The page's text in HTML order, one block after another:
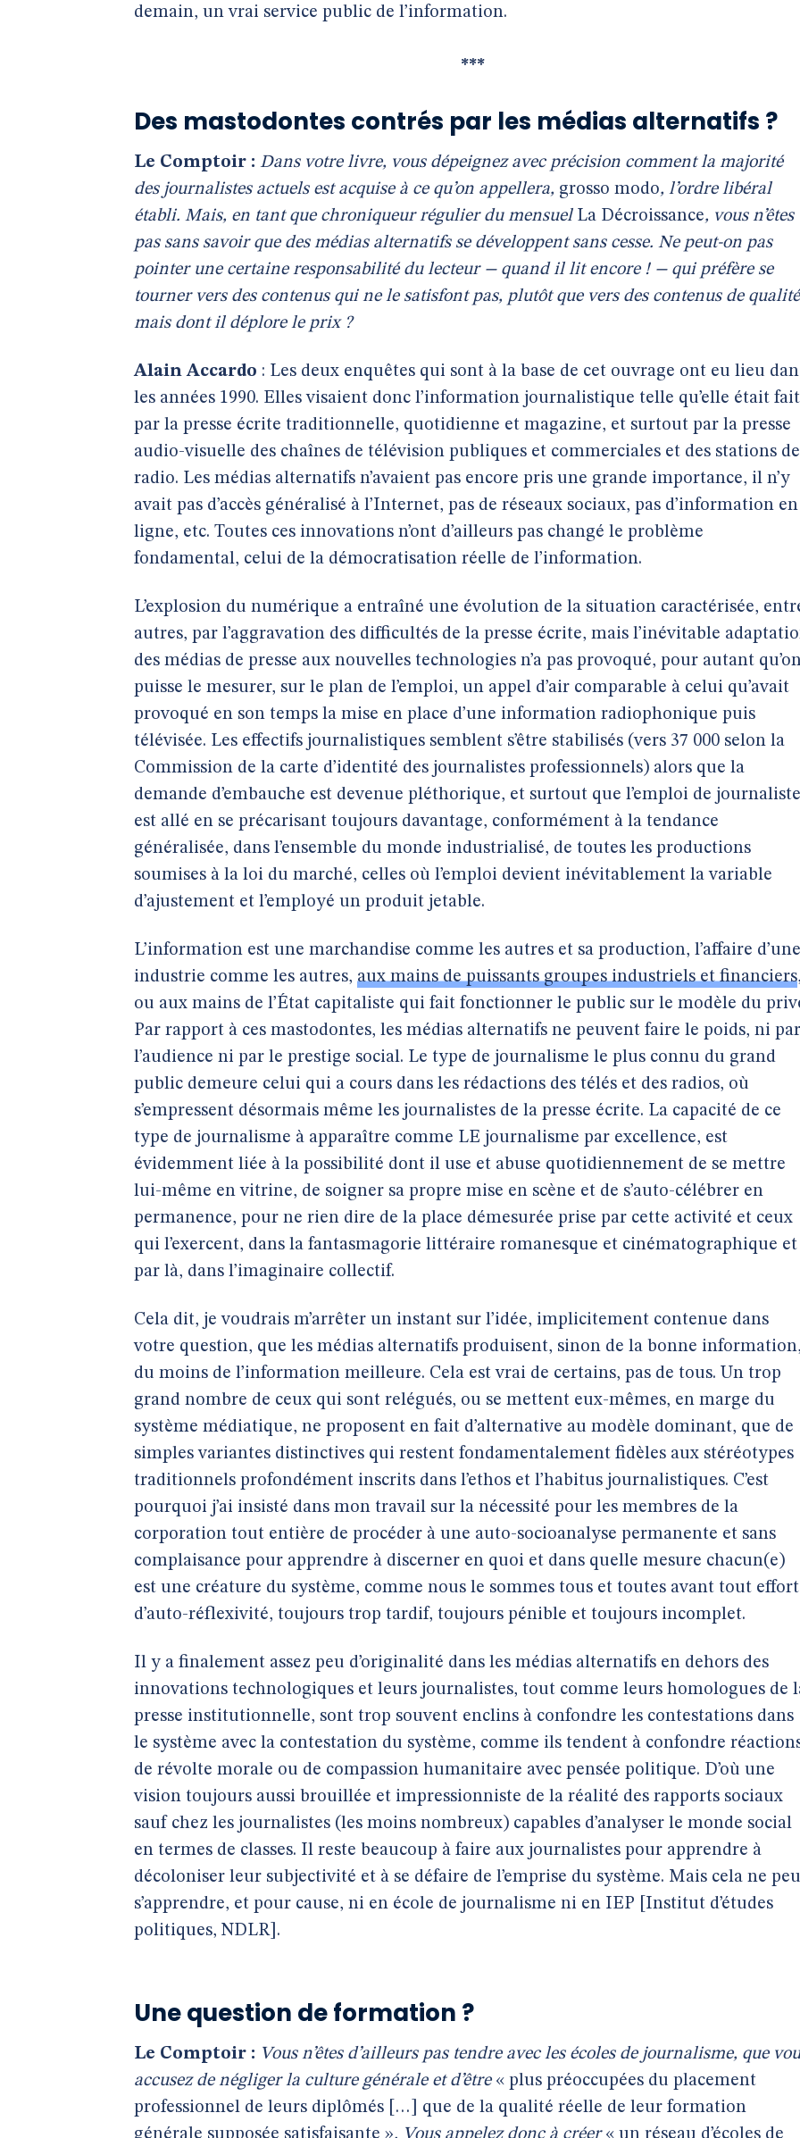
demain, un vrai service public de l’information.
***
Des mastodontes contrés par les médias alternatifs ?
Le Comptoir : Dans votre livre, vous dépeignez avec précision comment la majorité
des journalistes actuels est acquise à ce qu’on appellera, grosso modo, l’ordre libéral
établi. Mais, en tant que chroniqueur régulier du mensuel La Décroissance, vous n’êtes
pas sans savoir que des médias alternatifs se développent sans cesse. Ne peut-on pas
pointer une certaine responsabilité du lecteur − quand il lit encore ! − qui préfère se
tourner vers des contenus qui ne le satisfont pas, plutôt que vers des contenus de qualité
mais dont il déplore le prix ?
Alain Accardo : Les deux enquêtes qui sont à la base de cet ouvrage ont eu lieu
les années 1990. Elles visaient donc l’information journalistique telle qu’elle était
par la presse écrite traditionnelle, quotidienne et magazine, et surtout par la presse
audio-visuelle des chaînes de télévision publiques et commerciales et des stations de
radio. Les médias alternatifs n’avaient pas encore pris une grande importance, il n’y
avait pas d’accès généralisé à l’Internet, pas de réseaux sociaux, pas d’information en
ligne, etc. Toutes ces innovations n’ont d’ailleurs pas changé le problème
fondamental, celui de la démocratisation réelle de l’information.
L’explosion du numérique a entraîné une évolution de la situation caractérisée,
autres, par l’aggravation des difficultés de la presse écrite, mais l’inévitable
des médias de presse aux nouvelles technologies n’a pas provoqué, pour autant
puisse le mesurer, sur le plan de l’emploi, un appel d’air comparable à celui qu’avait
provoqué en son temps la mise en place d’une information radiophonique puis
télévisée. Les effectifs journalistiques semblent s’être stabilisés (vers 37 000 selon la
Commission de la carte d’identité des journalistes professionnels) alors que la
demande d’embauche est devenue pléthorique, et surtout que l’emploi de
est allé en se précarisant toujours davantage, conformément à la tendance
généralisée, dans l’ensemble du monde industrialisé, de toutes les productions
soumises à la loi du marché, celles où l’emploi devient inévitablement la variable
d’ajustement et l’employé un produit jetable.
L’information est une marchandise comme les autres et sa production, l’affaire d’une
industrie comme les autres, aux mains de puissants groupes industriels et financiers
ou aux mains de l’État capitaliste qui fait fonctionner le public sur le modèle du
Par rapport à ces mastodontes, les médias alternatifs ne peuvent faire le poids, ni par
l’audience ni par le prestige social. Le type de journalisme le plus connu du grand
public demeure celui qui a cours dans les rédactions des télés et des radios, où
s’empressent désormais même les journalistes de la presse écrite. La capacité de ce
type de journalisme à apparaître comme LE journalisme par excellence, est
évidemment liée à la possibilité dont il use et abuse quotidiennement de se mettre
lui-même en vitrine, de soigner sa propre mise en scène et de s’auto-célébrer en
permanence, pour ne rien dire de la place démesurée prise par cette activité et ceux
qui l’exercent, dans la fantasmagorie littéraire romanesque et cinématographique et
par là, dans l’imaginaire collectif.
Cela dit, je voudrais m’arrêter un instant sur l’idée, implicitement contenue dans
votre question, que les médias alternatifs produisent, sinon de la bonne
du moins de l’information meilleure. Cela est vrai de certains, pas de tous. Un trop
grand nombre de ceux qui sont relégués, ou se mettent eux-mêmes, en marge du
système médiatique, ne proposent en fait d’alternative au modèle dominant, que de
simples variantes distinctives qui restent fondamentalement fidèles aux stéréotypes
traditionnels profondément inscrits dans l’ethos et l’habitus journalistiques. C’est
pourquoi j’ai insisté dans mon travail sur la nécessité pour les membres de la
corporation tout entière de procéder à une auto-socioanalyse permanente et sans
complaisance pour apprendre à discerner en quoi et dans quelle mesure chacun(e)
est une créature du système, comme nous le sommes tous et toutes avant tout effort
d’auto-réflexivité, toujours trop tardif, toujours pénible et toujours incomplet.
Il y a finalement assez peu d’originalité dans les médias alternatifs en dehors des
innovations technologiques et leurs journalistes, tout comme leurs homologues de
presse institutionnelle, sont trop souvent enclins à confondre les contestations dans
le système avec la contestation du système, comme ils tendent à confondre
de révolte morale ou de compassion humanitaire avec pensée politique. D’où une
vision toujours aussi brouillée et impressionniste de la réalité des rapports sociaux
sauf chez les journalistes (les moins nombreux) capables d’analyser le monde social
en termes de classes. Il reste beaucoup à faire aux journalistes pour apprendre à
décoloniser leur subjectivité et à se défaire de l’emprise du système. Mais cela ne
s’apprendre, et pour cause, ni en école de journalisme ni en IEP [Institut d’études
politiques, NDLR].
Une question de formation ?
Le Comptoir : Vous n’êtes d’ailleurs pas tendre avec les écoles de journalisme, que
accusez de négliger la culture générale et d’être« plus préoccupées du placement
professionnel de leurs diplômés […] que de la qualité réelle de leur formation
générale supposée satisfaisante ». Vous appelez donc à créer « un réseau d’écoles de